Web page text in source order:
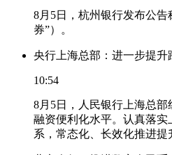
8月5日，杭州银行发布公
券”）。
央行上海总部：进一步提
10:54
8月5日，人民银行上海总
融资便利化水平。认真落
系，常态化、长效化推进